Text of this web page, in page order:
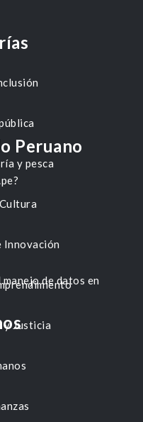
y pesca
Innovación
y Justicia
Peruano
de datos en